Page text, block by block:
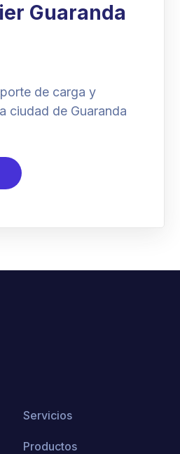
Guaranda
de carga y
ciudad de Guaranda
Servicios
Productos